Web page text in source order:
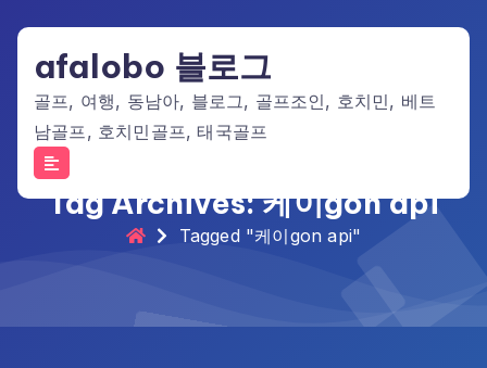
contentafalobo 블로그
골프, 여행, 동남아, 블로그, 골프조인, 호치민, 베트
남골프, 호치민골프, 태국골프
Tag Archives: 케이gon api
Tagged "케이gon api"